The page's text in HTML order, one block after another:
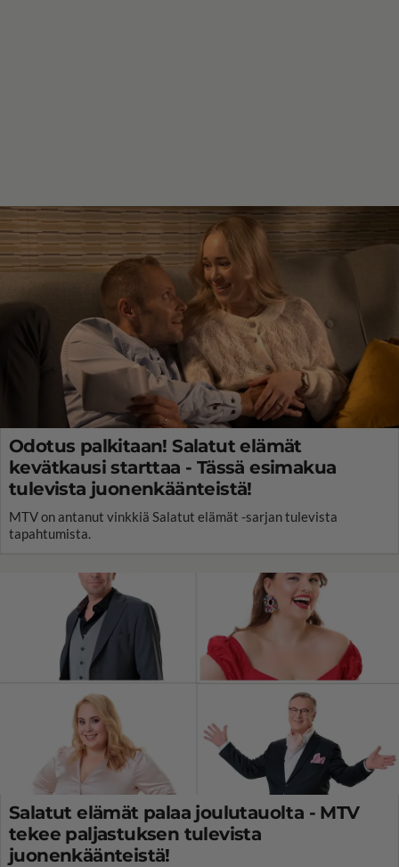
Odotus palkitaan! Salatut elämät
kevätkausi starttaa - Tässä esimakua
tulevista juonenkäänteistä!
MTV on antanut vinkkiä Salatut elämät -sarjan tulevista
tapahtumista.
Salatut elämät palaa joulutauolta - MTV
tekee paljastuksen tulevista
juonenkäänteistä!